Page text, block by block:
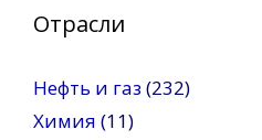
Отрасли
Нефть и газ (232)
Химия (11)